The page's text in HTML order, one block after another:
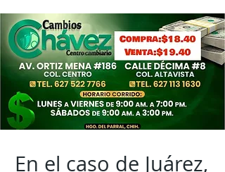
En el caso de Juárez,